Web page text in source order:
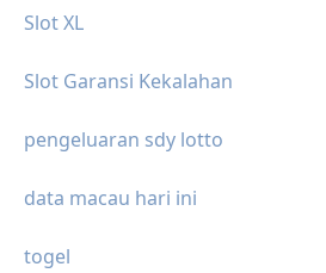
Slot XL
Slot Garansi Kekalahan
pengeluaran sdy lotto
data macau hari ini
togel